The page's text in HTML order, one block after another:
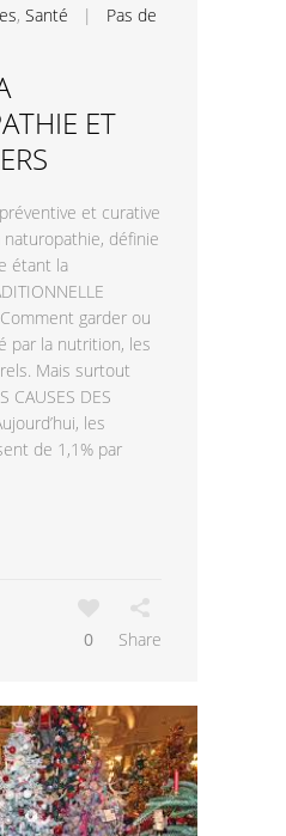
, Santé | Pas de
ET
et curative
naturopathie, définie
étant la
Comment garder ou
par la nutrition, les
Mais surtout
CAUSES DES
les
de 1,1% par
0 Share